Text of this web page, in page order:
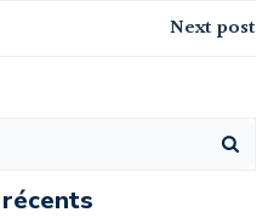
Navigation
Next post